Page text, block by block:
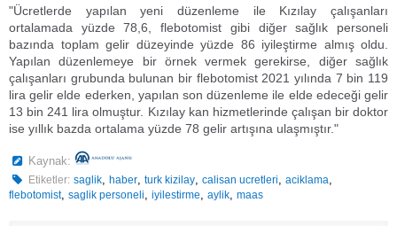
"Ücretlerde yapılan yeni düzenleme ile Kızılay çalışanları
ortalamada yüzde 78,6, flebotomist gibi diğer sağlık personeli
bazında toplam gelir düzeyinde yüzde 86 iyileştirme almış oldu.
Yapılan düzenlemeye bir örnek vermek gerekirse, diğer sağlık
çalışanları grubunda bulunan bir flebotomist 2021 yılında 7 bin 119
lira gelir elde ederken, yapılan son düzenleme ile elde edeceği gelir
13 bin 241 lira olmuştur. Kızılay kan hizmetlerinde çalışan bir doktor
ise yıllık bazda ortalama yüzde 78 gelir artışına ulaşmıştır."
Kaynak:
Etiketler: saglik,haber,turk kizilay,calisan ucretleri,aciklama,
flebotomist, saglik personeli, iyilestirme, aylik, maas